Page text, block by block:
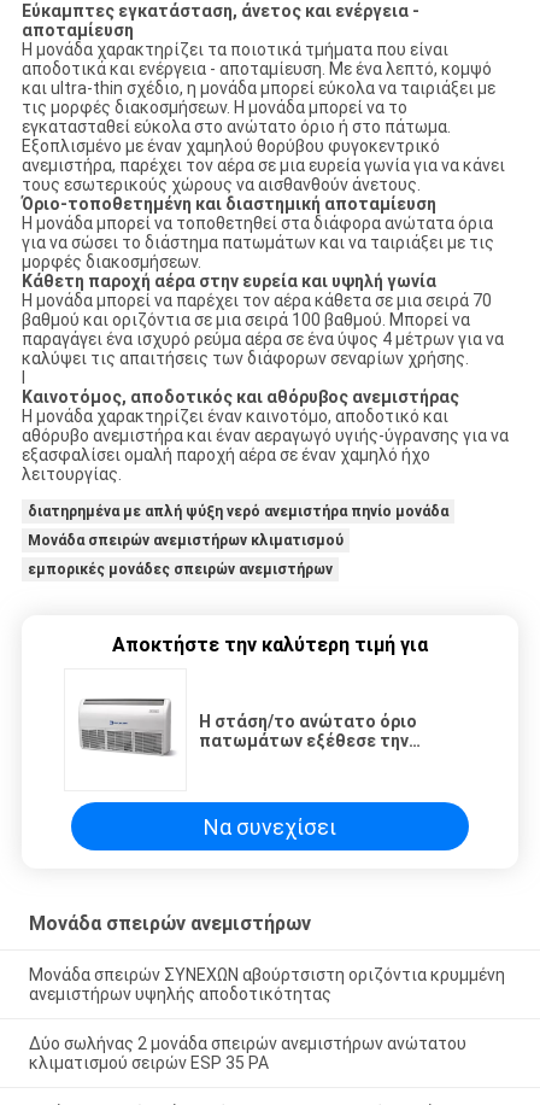
Εύκαμπτες εγκατάσταση, άνετος και ενέργεια -
αποταμίευση
Η μονάδα χαρακτηρίζει τα ποιοτικά τμήματα που είναι
αποδοτικά και ενέργεια - αποταμίευση. Με ένα λεπτό, κομψό
και ultra-thin σχέδιο, η μονάδα μπορεί εύκολα να ταιριάξει με
τις μορφές διακοσμήσεων. Η μονάδα μπορεί να το
εγκατασταθεί εύκολα στο ανώτατο όριο ή στο πάτωμα.
Εξοπλισμένο με έναν χαμηλού θορύβου φυγοκεντρικό
ανεμιστήρα, παρέχει τον αέρα σε μια ευρεία γωνία για να κάνει
τους εσωτερικούς χώρους να αισθανθούν άνετους.
Όριο-τοποθετημένη και διαστημική αποταμίευση
Η μονάδα μπορεί να τοποθετηθεί στα διάφορα ανώτατα όρια
για να σώσει το διάστημα πατωμάτων και να ταιριάξει με τις
μορφές διακοσμήσεων.
Κάθετη παροχή αέρα στην ευρεία και υψηλή γωνία
Η μονάδα μπορεί να παρέχει τον αέρα κάθετα σε μια σειρά 70
βαθμού και οριζόντια σε μια σειρά 100 βαθμού. Μπορεί να
παραγάγει ένα ισχυρό ρεύμα αέρα σε ένα ύψος 4 μέτρων για να
καλύψει τις απαιτήσεις των διάφορων σεναρίων χρήσης.
Καινοτόμος, αποδοτικός και αθόρυβος ανεμιστήρας
Η μονάδα χαρακτηρίζει έναν καινοτόμο, αποδοτικό και
αθόρυβο ανεμιστήρα και έναν αεραγωγό υγιής-ύγρανσης για να
εξασφαλίσει ομαλή παροχή αέρα σε έναν χαμηλό ήχο
λειτουργίας.
διατηρημένα με απλή ψύξη νερό ανεμιστήρα πηνίο μονάδα
Μονάδα σπειρών ανεμιστήρων κλιματισμού
εμπορικές μονάδες σπειρών ανεμιστήρων
Αποκτήστε την καλύτερη τιμή για
Η στάση/το ανώτατο όριο
πατωμάτων εξέθεσε την
Να συνεχίσει
Μονάδα σπειρών ανεμιστήρων
Μονάδα σπειρών ΣΥΝΕΧΩΝ αβούρτσιστη οριζόντια κρυμμένη
ανεμιστήρων υψηλής αποδοτικότητας
Δύο σωλήνας 2 μονάδα σπειρών ανεμιστήρων ανώτατου
κλιματισμού σειρών ESP 35 PA